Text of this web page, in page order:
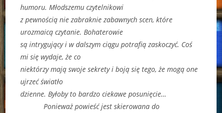
humoru. Młodszemu czytelnikowi
z pewnością nie zabraknie zabawnych scen, które
urozmaicą czytanie. Bohaterowie
są intrygujący i w dalszym ciągu potrafią zaskoczyć. Coś
mi się wydaje, że co
niektórzy mają swoje sekrety i boją się tego, że mogą one
ujrzeć światło
dzienne. Byłoby to bardzo ciekawe posunięcie…
Ponieważ powieść jest skierowana do